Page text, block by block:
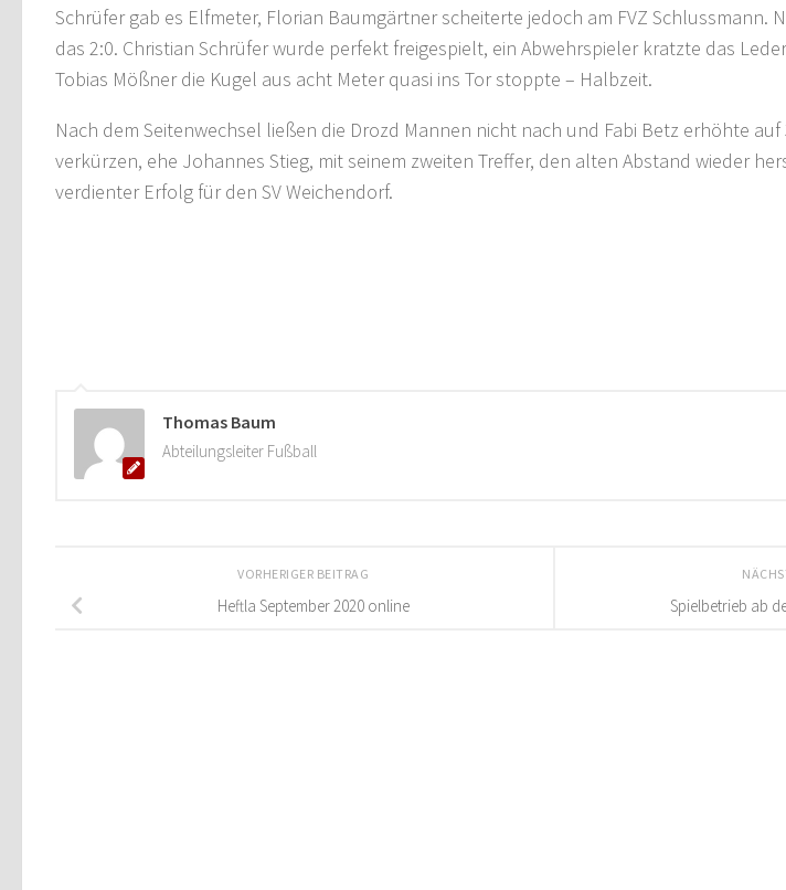
Schrüfer gab es Elfmeter, Florian Baumgärtner scheiterte jedoch am FVZ Schlussmann.
das 2:0. Christian Schrüfer wurde perfekt freigespielt, ein Abwehrspieler kratzte das
Tobias Mößner die Kugel aus acht Meter quasi ins Tor stoppte – Halbzeit.
Nach dem Seitenwechsel ließen die Drozd Mannen nicht nach und Fabi Betz erhöhte
verkürzen, ehe Johannes Stieg, mit seinem zweiten Treffer, den alten Abstand wieder
verdienter Erfolg für den SV Weichendorf.
Thomas Baum
Abteilungsleiter Fußball
Spielbetrieb ab
VORHERIGER BEITRAG
Heftla September 2020 online